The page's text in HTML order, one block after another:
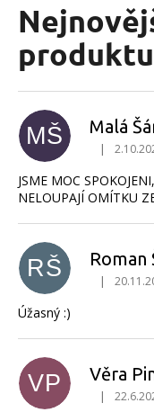
produktu
MŠ Malá
|
JSME MOC
NELOUPAJÍ OMÍTKU
RŠ Roman
|
Úžasný :)
VP Věra
|